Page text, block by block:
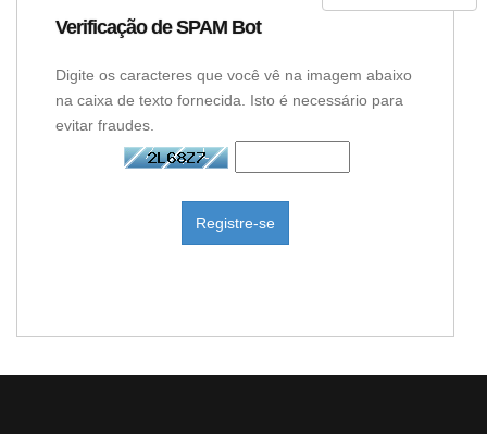
Verificação de SPAM Bot
Digite os caracteres que você vê na imagem abaixo
na caixa de texto fornecida. Isto é necessário para
evitar fraudes.